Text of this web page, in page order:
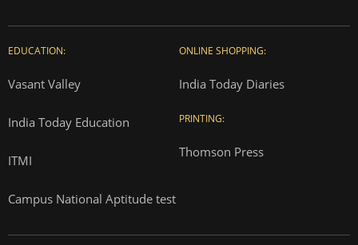
EDUCATION:
Vasant Valley
India Today Education
ITMI
Campus National Aptitude test
ONLINE SHOPPING:
India Today Diaries
PRINTING:
Thomson Press